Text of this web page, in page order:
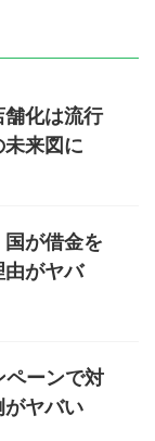
舗化は流行
来図に
国が借金を
由がヤバ
ペーンで対
がヤバい